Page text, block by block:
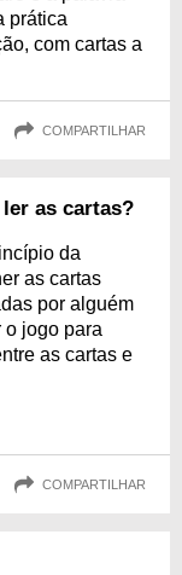
prática
com cartas a
COMPARTILHAR
as cartas?
da
as cartas
por alguém
o jogo para
as cartas e
COMPARTILHAR